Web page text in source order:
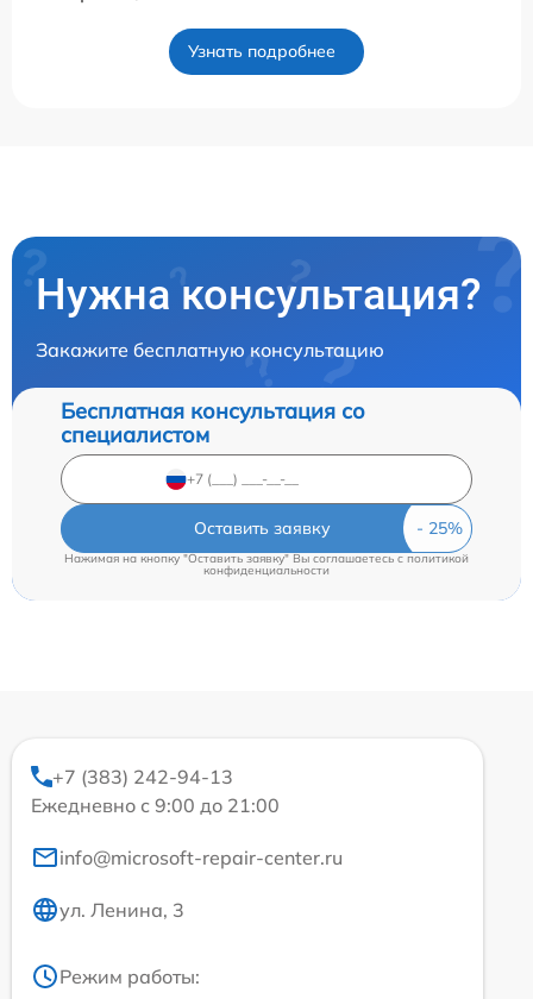
Узнать подробнее
Нужна консультация?
Закажите бесплатную консультацию
Бесплатная консультация со
специалистом
Оставить заявку
Нажимая на кнопку "Оставить заявку" Вы соглашаетесь cполитикой
конфиденциальности
+7 (383) 242-94-13
Ежедневно с 9:00 до 21:00
info@microsoft-repair-center.ru
ул. Ленина, 3
Режим работы: